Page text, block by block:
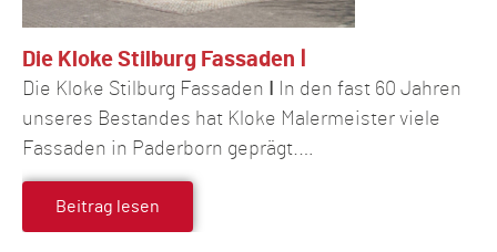
Die Kloke Stilburg Fassaden Ⅰ
Die Kloke Stilburg Fassaden Ⅰ In den fast 60 Jahren
unseres Bestandes hat Kloke Malermeister viele
Fassaden in Paderborn geprägt.…
Beitrag lesen